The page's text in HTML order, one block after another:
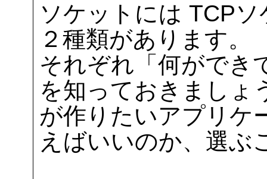
ソケットには TCP
２種類があります。
それぞれ「何ができ
を知っておきましょ
が作りたいアプリケ
えばいいのか、選ぶ